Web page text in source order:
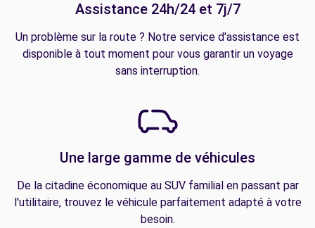
Assistance 24h/24 et 7j/7
Un problème sur la route ? Notre service d'assistance est
disponible à tout moment pour vous garantir un voyage
sans interruption.
Une large gamme de véhicules
De la citadine économique au SUV familial en passant par
l'utilitaire, trouvez le véhicule parfaitement adapté à votre
besoin.